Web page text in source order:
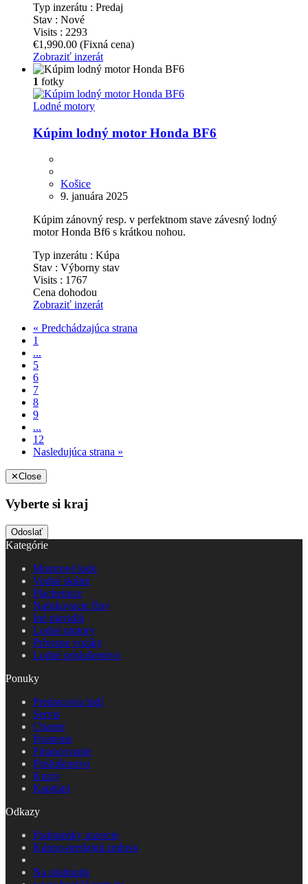
Typ inzerátu : Predaj
Stav : Nové
Visits : 2293
€1,990.00 (Fixná cena)
Zobraziť inzerát
1 fotky
Lodné motory
Kúpim lodný motor Honda BF6
Košice
9. januára 2025
Kúpim zánovný resp. v perfektnom stave závesný lodný
motor Honda Bf6 s krátkou nohou.
Typ inzerátu : Kúpa
Stav : Výborny stav
Visits : 1767
Cena dohodou
Zobraziť inzerát
« Predchádzajúca strana
1
...
5
6
7
8
9
...
12
Nasledujúca strana »
✕Close
Vyberte si kraj
Odoslať
Kategórie
Motorové lode
Vodné skútre
Plachetnice
Nafukovacie člny
Iné plavidlá
Lodné motory
Prívesne vozíky
Lodné príslušenstvo
Ponuky
Predajcovia lodí
Servis
Charter
Poistenie
Financovanie
Príslušenstvo
Kurzy
Kapitáni
Odkazy
Podmienky inzercie
Kúpno-predajná zmluva
Na stiahnutie